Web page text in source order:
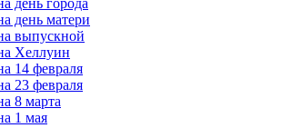
день города
день матери
выпускной
Хеллуин
14 февраля
23 февраля
8 марта
1 мая